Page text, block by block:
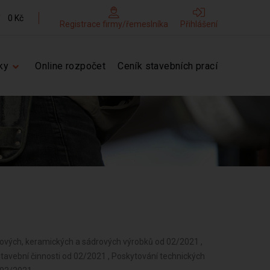
0 Kč
Registrace firmy/řemeslníka Přihlášení
Online rozpočet Ceník stavebních prací
keramických a sádrových výrobků od 02/2021 ,
činnosti od 02/2021 , Poskytování technických